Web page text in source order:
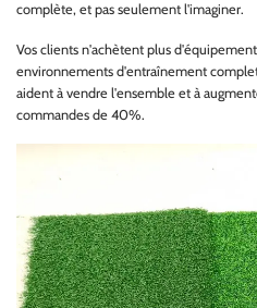
complète, et pas seulement l'imaginer.
Vos clients n'achètent plus
environnements d'entraînement
aident à vendre l'ensemble et à
commandes de 40%.